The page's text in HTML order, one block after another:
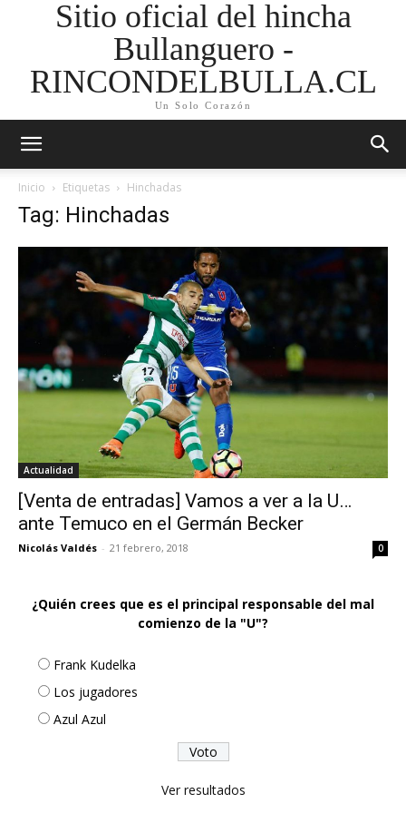
Sitio oficial del hincha
Bullanguero -
RINCONDELBULLA.CL
Un Solo Corazón
Inicio Etiquetas Hinchadas
Tag: Hinchadas
Actualidad
[Venta de entradas] Vamos a ver a la U…
ante Temuco en el Germán Becker
Nicolás Valdés - 21 febrero, 2018 0
¿Quién crees que es el principal responsable del mal
comienzo de la "U"?
Frank Kudelka
Los jugadores
Azul Azul
Ver resultados